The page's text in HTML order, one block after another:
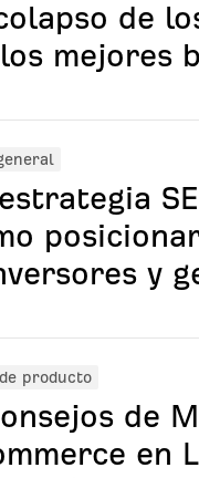
de
mejores
y
producto
de
en